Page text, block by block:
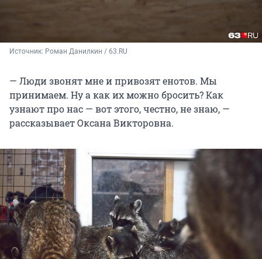
Источник: Роман Данилкин / 63.RU
— Люди звонят мне и привозят енотов. Мы
принимаем. Ну а как их можно бросить? Как
узнают про нас — вот этого, честно, не знаю, —
рассказывает Оксана Викторовна.